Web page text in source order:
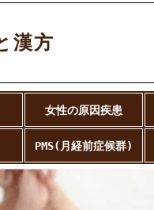
漢方
女性の原因疾患
PMS(月経前症候群)